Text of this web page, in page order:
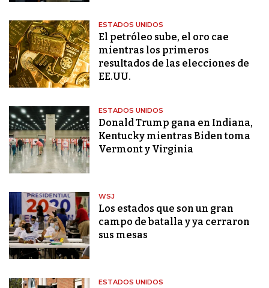
ESTADOS UNIDOS
El petróleo sube, el oro cae
mientras los primeros
resultados de las elecciones de
EE.UU.
ESTADOS UNIDOS
Donald Trump gana en Indiana,
Kentucky mientras Biden toma
Vermont y Virginia
WSJ
Los estados que son un gran
campo de batalla y ya cerraron
sus mesas
ESTADOS UNIDOS